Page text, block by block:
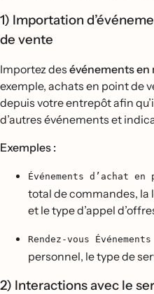
1) Importation
de vente
Importez des événements en
exemple, achats en point de
depuis votre entrepôt afin
d’autres événements et
Exemples :
Événements d’achat
total de commandes, la
et le type d’appel
Rendez-vous
personnel, le type de
2) Interactions avec le